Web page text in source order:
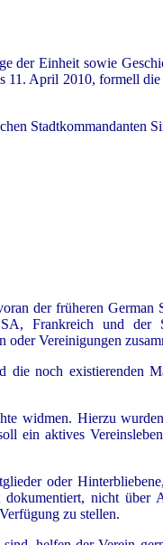
der Einheit sowie
11. April 2010, formell
Stadtkommandanten
der früheren
Frankreich und der
oder Vereinigungen
noch existierenden
widmen. Hierzu
ein aktives
oder
nicht über
zu stellen.